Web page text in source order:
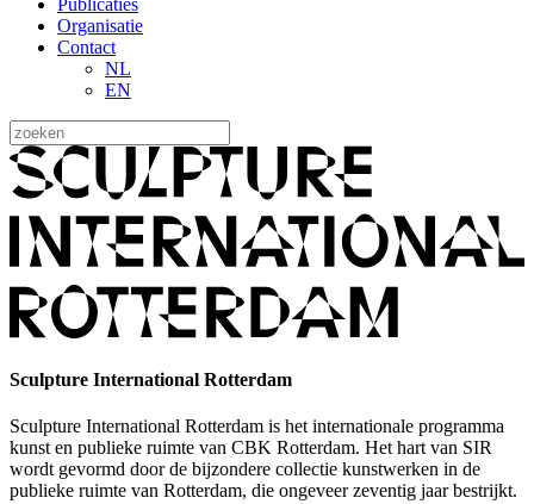
Organisatie
Contact
NL
EN
Sculpture International Rotterdam
Sculpture International Rotterdam is het internationale programma
kunst en publieke ruimte van CBK Rotterdam. Het hart van SIR
wordt gevormd door de bijzondere collectie kunstwerken in de
publieke ruimte van Rotterdam, die ongeveer zeventig jaar bestrijkt.